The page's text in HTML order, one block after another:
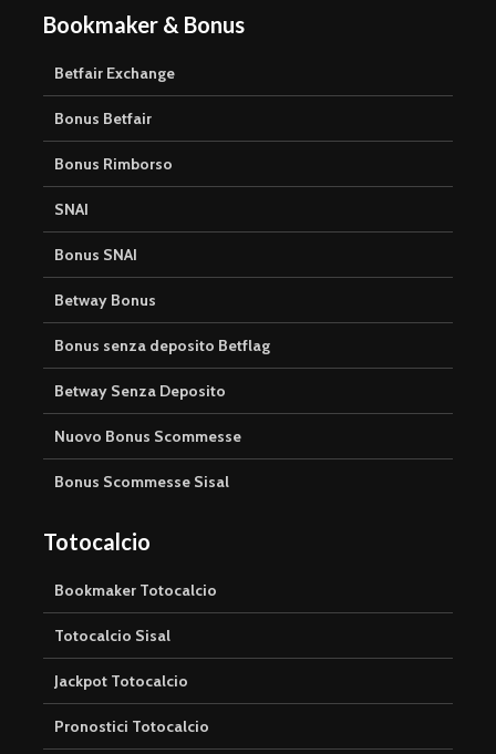
Bookmaker & Bonus
Betfair Exchange
Bonus Betfair
Bonus Rimborso
SNAI
Bonus SNAI
Betway Bonus
Bonus senza deposito Betflag
Betway Senza Deposito
Nuovo Bonus Scommesse
Bonus Scommesse Sisal
Totocalcio
Bookmaker Totocalcio
Totocalcio Sisal
Jackpot Totocalcio
Pronostici Totocalcio